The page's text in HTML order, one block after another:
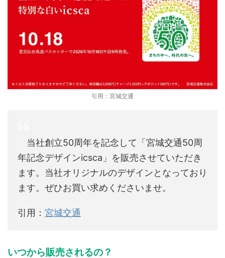
引用：宮城交通
当社創立50周年を記念して「宮城交通50周
年記念デザインicsca」を販売させていただき
ます。当社オリジナルのデザインとなっており
ます。ぜひお買い求めくださいませ。
引用： 宮城交通
いつから販売されるの？